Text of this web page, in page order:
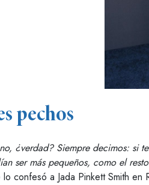
pechos
¿verdad? Siempre decimos: si
ser más pequeños, como el
lo confesó a Jada Pinkett Smith en